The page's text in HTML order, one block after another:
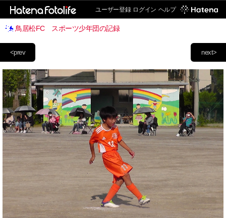
ユーザー登録 ログイン ヘルプ
鳥居松FC スポーツ少年団の記録
next>
<prev